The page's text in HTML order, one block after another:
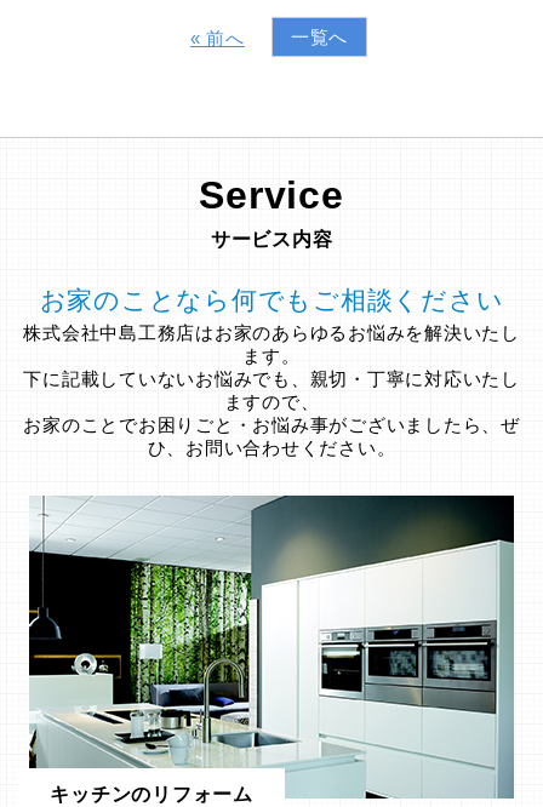
« 前へ 一覧へ
Service
サービス内容
お家のことなら何でもご相談ください
株式会社中島工務店はお家のあらゆるお悩みを解決いたし
ます。
下に記載していないお悩みでも、親切・丁寧に対応いたし
ますので、
お家のことでお困りごと・お悩み事がございましたら、ぜ
ひ、お問い合わせください。
キッチンのリフォーム